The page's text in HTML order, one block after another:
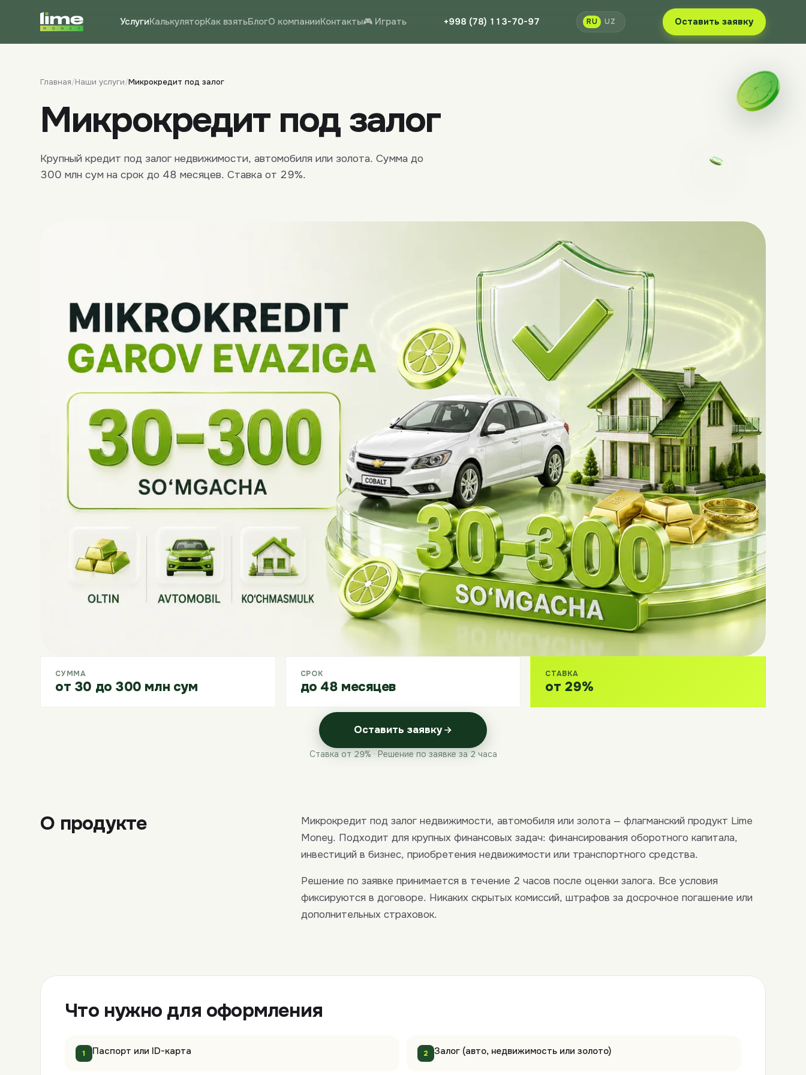
УслугиКалькуляторКак взятьБлогО компанииКонтакты🎮 Играть +998 (78) 113-70-97 RU UZ Оставить заявку
Главная/Наши услуги/Микрокредит под залог
Микрокредит под залог
Крупный кредит под залог недвижимости, автомобиля или золота. Сумма до
300 млн сум на срок до 48 месяцев. Ставка от 29%.
СУММА
от 30 до 300 млн сум
СРОК
до 48 месяцев
СТАВКА
от 29%
Оставить заявку
Ставка от 29% · Решение по заявке за 2 часа
О продукте
Микрокредит под залог недвижимости, автомобиля или золота — флагманский продукт Lime
Money. Подходит для крупных финансовых задач: финансирования оборотного капитала,
инвестиций в бизнес, приобретения недвижимости или транспортного средства.
Решение по заявке принимается в течение 2 часов после оценки залога. Все условия
фиксируются в договоре. Никаких скрытых комиссий, штрафов за досрочное погашение или
дополнительных страховок.
Что нужно для оформления
1 Паспорт или ID-карта 2 Залог (авто, недвижимость или золото)